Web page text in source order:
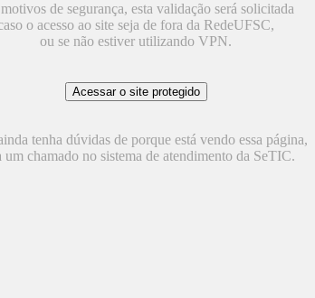
de segurança, esta validação será solicitada
o acesso ao site seja de fora da RedeUFSC,
ou se não estiver utilizando VPN.
tenha dúvidas de porque está vendo essa página,
um chamado no sistema de atendimento da SeTIC.